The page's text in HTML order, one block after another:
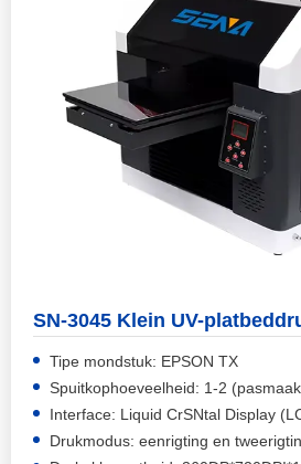
SN-3045 Klein UV-
Tipe mondstuk: EPSON TX
Spuitkophoeveelheid: 1-2
Interface: Liquid CrSNtal Display
Drukmodus: eenrigting en